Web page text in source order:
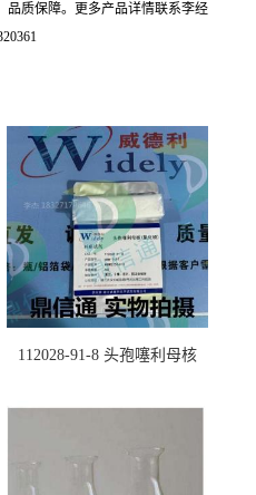
品质保障。更多产品详情联系李经
112028-91-8 头孢噻利母核